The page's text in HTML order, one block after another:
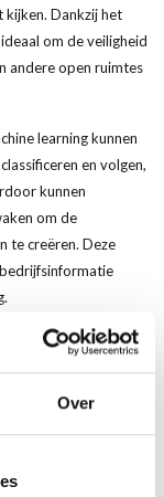
Over
kijken. Dankzij het
om de veiligheid
andere open ruimtes
learning kunnen
en volgen,
kunnen
om de
te creëren. Deze